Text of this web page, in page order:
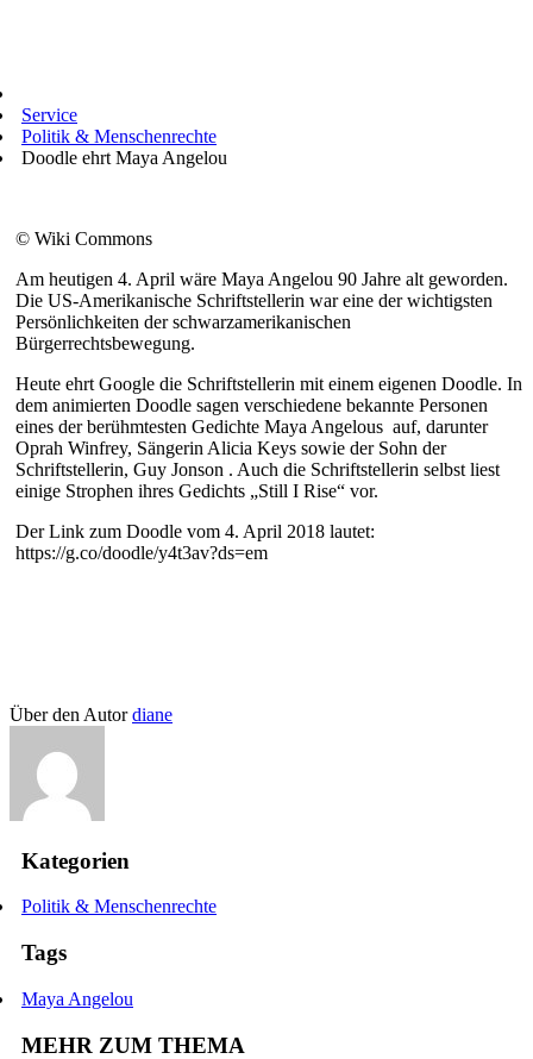
Service
Politik & Menschenrechte
Doodle ehrt Maya Angelou
© Wiki Commons
Am heutigen 4. April wäre Maya Angelou 90 Jahre alt geworden.
Die US-Amerikanische Schriftstellerin war eine der wichtigsten
Persönlichkeiten der schwarzamerikanischen
Bürgerrechtsbewegung.
Heute ehrt Google die Schriftstellerin mit einem eigenen Doodle. In
dem animierten Doodle sagen verschiedene bekannte Personen
eines der berühmtesten Gedichte Maya Angelous auf, darunter
Oprah Winfrey, Sängerin Alicia Keys sowie der Sohn der
Schriftstellerin, Guy Jonson . Auch die Schriftstellerin selbst liest
einige Strophen ihres Gedichts „Still I Rise“ vor.
Der Link zum Doodle vom 4. April 2018 lautet:
https://g.co/doodle/y4t3av?ds=em
Über den Autordiane
Kategorien
Politik & Menschenrechte
Tags
Maya Angelou
MEHR ZUM THEMA